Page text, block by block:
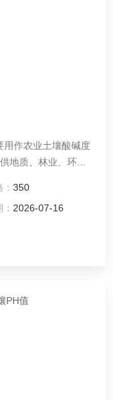
用作农业土壤酸碱度
地质、林业、环境
350
2026-07-16